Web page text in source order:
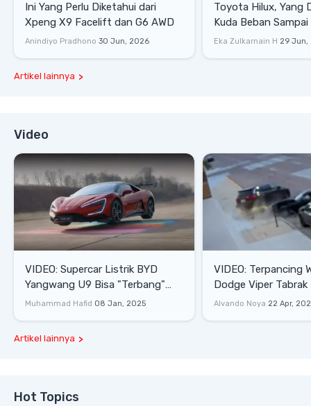
Ini Yang Perlu Diketahui dari
Xpeng X9 Facelift dan G6 AWD
Anindiyo Pradhono 30 Jun, 2026
Toyota Hilux, Yang
Kuda Beban
Lifestyle
Eka Zulkarnain H 29 Jun,
Artikel lainnya
Video
VIDEO: Supercar Listrik BYD
Yangwang U9 Bisa "Terbang"
Lewati Rintangan
Muhammad Hafid 08 Jan, 2025
VIDEO: Terpancing
Dodge Viper Tabrak
Saat Burnout
Alvando Noya 22 Apr,
Artikel lainnya
Hot Topics